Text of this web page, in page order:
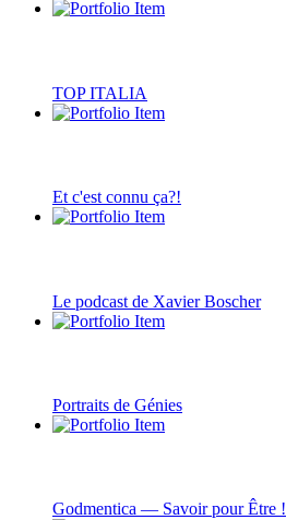
TOP ITALIA
Et c'est connu ça?!
Le podcast de Xavier Boscher
Portraits de Génies
Godmentica — Savoir pour Être !